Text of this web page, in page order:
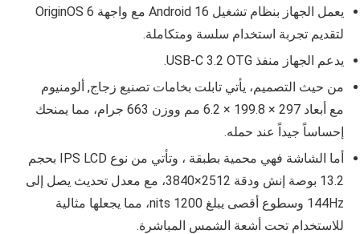
يعمل الجهاز بنظام تشغيل Android 16 مع واجهة OriginOS 6
لتقديم تجربة استخدام سلسة ومتكاملة.
يدعم الجهاز منفذ USB‑C 3.2 OTG.
من حيث التصميم، يأتي تابلت بخامات تصنيع زجاج, ألومنيوم
مع أبعاد 297 × 199.8 × 6.2 مم ووزن 663 جرام، مما يمنحك
إحساساً جيداً عند حمله.
أما الشاشة فهي محمية بطبقة ، وتأتي من نوع IPS LCD بحجم
13.2 بوصة إنش ودقة 2512×3840، مع معدل تحديث يصل إلى
144Hz وسطوع أقصى يبلغ 1200 nits، مما يجعلها مثالية
للاستخدام تحت أشعة الشمس المباشرة.